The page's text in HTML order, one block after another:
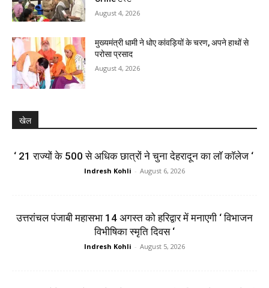
August 4, 2026
मुख्यमंत्री धामी ने धोए कांवड़ियों के चरण, अपने हाथों से
परोसा प्रसाद
August 4, 2026
खेल
‘ 21 राज्यों के 500 से अधिक छात्रों ने चुना देहरादून का लाॅ काॅलेज ‘
Indresh Kohli - August 6, 2026
उत्तरांचल पंजाबी महासभा 14 अगस्त को हरिद्वार में मनाएगी ‘ विभाजन
विभीषिका स्मृति दिवस ‘
Indresh Kohli - August 5, 2026